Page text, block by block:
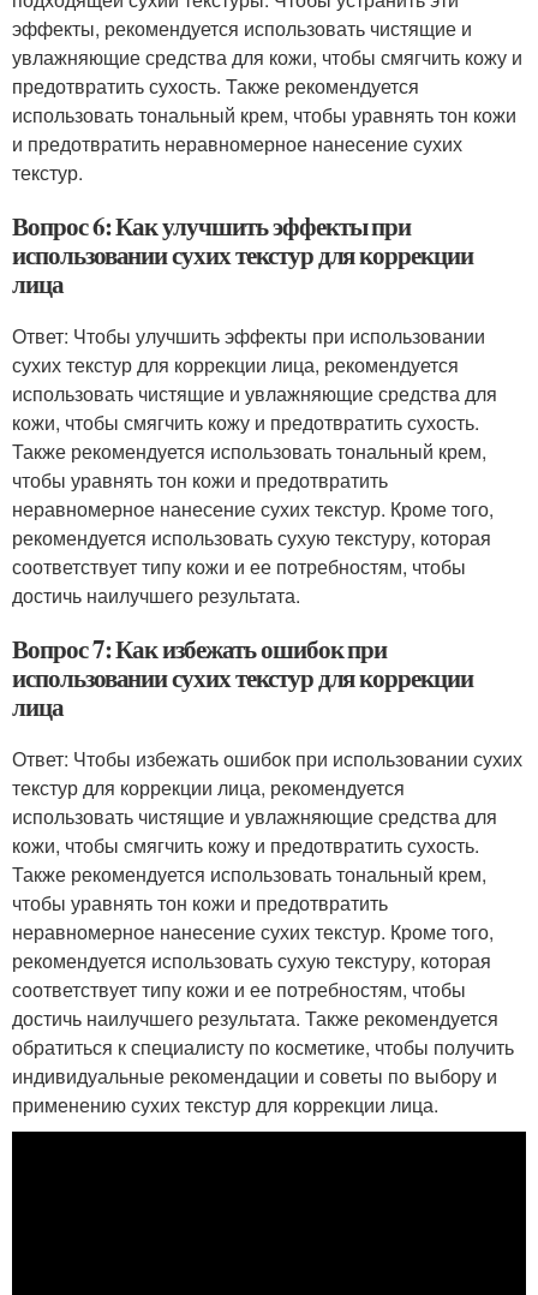
эффекты, рекомендуется использовать чистящие и
увлажняющие средства для кожи, чтобы смягчить кожу и
предотвратить сухость. Также рекомендуется
использовать тональный крем, чтобы уравнять тон кожи
и предотвратить неравномерное нанесение сухих
текстур.
Вопрос 6: Как улучшить эффекты при
использовании сухих текстур для коррекции
лица
Ответ: Чтобы улучшить эффекты при использовании
сухих текстур для коррекции лица, рекомендуется
использовать чистящие и увлажняющие средства для
кожи, чтобы смягчить кожу и предотвратить сухость.
Также рекомендуется использовать тональный крем,
чтобы уравнять тон кожи и предотвратить
неравномерное нанесение сухих текстур. Кроме того,
рекомендуется использовать сухую текстуру, которая
соответствует типу кожи и ее потребностям, чтобы
достичь наилучшего результата.
Вопрос 7: Как избежать ошибок при
использовании сухих текстур для коррекции
лица
Ответ: Чтобы избежать ошибок при использовании сухих
текстур для коррекции лица, рекомендуется
использовать чистящие и увлажняющие средства для
кожи, чтобы смягчить кожу и предотвратить сухость.
Также рекомендуется использовать тональный крем,
чтобы уравнять тон кожи и предотвратить
неравномерное нанесение сухих текстур. Кроме того,
рекомендуется использовать сухую текстуру, которая
соответствует типу кожи и ее потребностям, чтобы
достичь наилучшего результата. Также рекомендуется
обратиться к специалисту по косметике, чтобы получить
индивидуальные рекомендации и советы по выбору и
применению сухих текстур для коррекции лица.